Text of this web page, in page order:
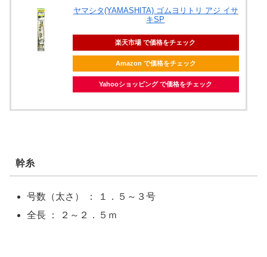
ヤマシタ(YAMASHITA) ゴムヨリトリ アジ イサ
キSP
楽天市場 で価格をチェック
Amazon で価格をチェック
Yahooショッピング で価格をチェック
幹糸
号数（太さ） ： １．５～３号
全長 ： ２～２．５ｍ